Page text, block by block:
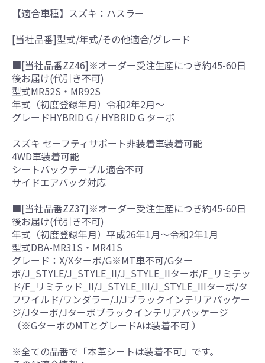
【適合車種】スズキ：ハスラー
[当社品番]型式/年式/その他適合/グレード
■[当社品番ZZ46]※オーダー受注生産につき約45-60日
後お届け(代引き不可)
型式MR52S・MR92S
年式（初度登録年月）令和2年2月～
グレードHYBRID G / HYBRID G ターボ
スズキ セーフティサポート非装着車装着可能
4WD車装着可能
シートバックテーブル適合不可
サイドエアバッグ対応
■[当社品番ZZ37]※オーダー受注生産につき約45-60日
後お届け(代引き不可)
年式（初度登録年月）平成26年1月～令和2年1月
型式DBA-MR31S・MR41S
グレード：X/Xターボ/G※MT車不可/Gター
ボ/J_STYLE/J_STYLE_II/J_STYLE_IIターボ/F_リミテッ
ド/F_リミテッド_II/J_STYLE_III/J_STYLE_IIIターボ/タ
フワイルド/ワンダラー/J/Jブラックインテリアパッケー
ジ/Jターボ/Jターボブラックインテリアパッケージ
（※GターボのMTとグレードAは装着不可 ）
※全ての品番で「本革シートは装着不可」です。